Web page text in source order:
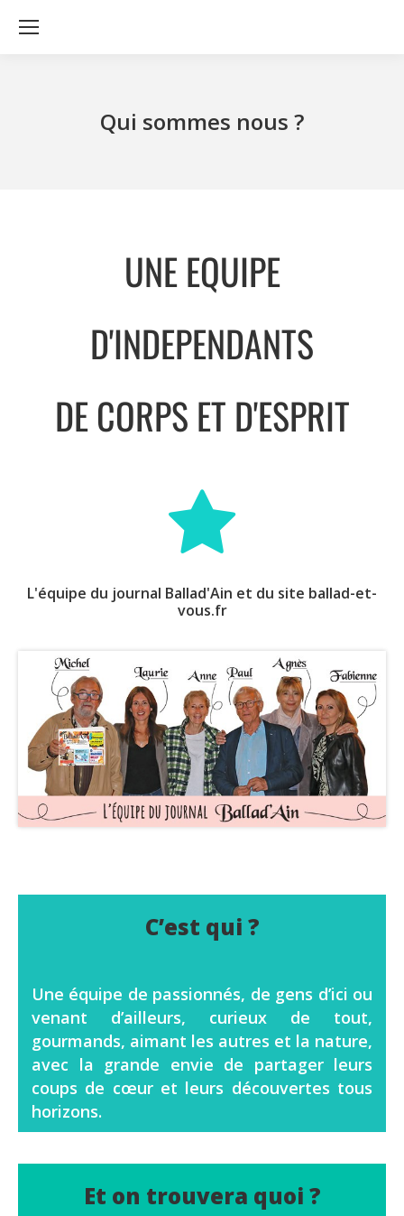
Qui sommes nous ?
UNE EQUIPE
D'INDEPENDANTS
DE CORPS ET D'ESPRIT
L'équipe du journal Ballad'Ain et du site ballad-et-
vous.fr
C’est qui ?
Une équipe de passionnés, de gens d’ici ou
venant d’ailleurs, curieux de tout,
gourmands, aimant les autres et la nature,
avec la grande envie de partager leurs
coups de cœur et leurs découvertes tous
horizons.
Et on trouvera quoi ?